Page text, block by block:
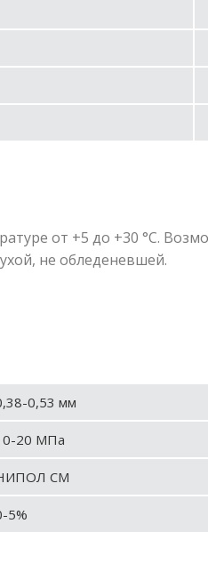
от +5 до +30 °С.
не обледеневшей.
0,53 мм
20 МПа
СМ
5%